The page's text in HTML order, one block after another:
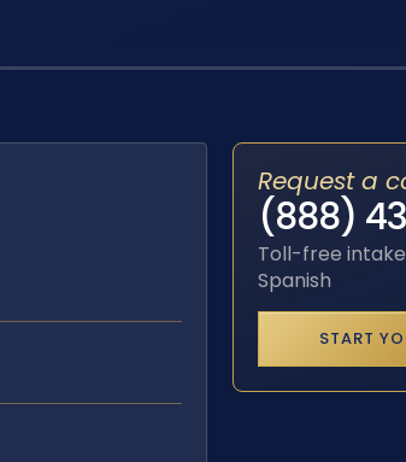
Request a
(888)
Toll-free intake
Spanish
START